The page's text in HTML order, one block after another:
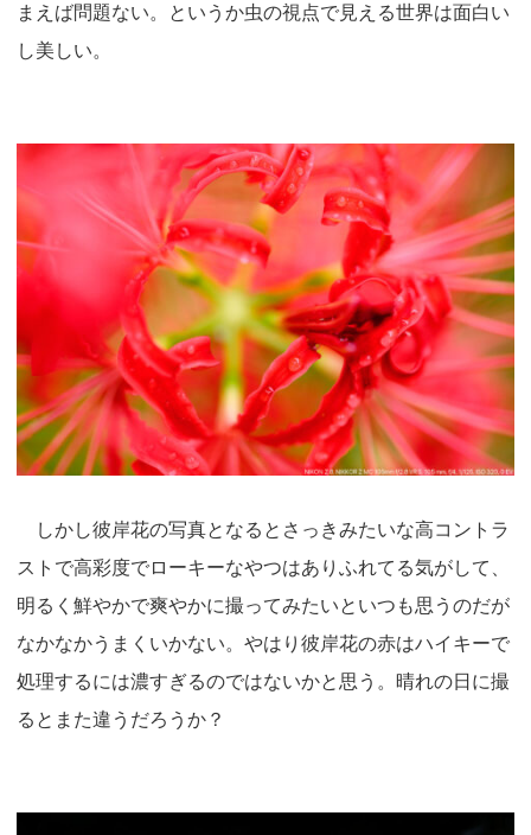
まえば問題ない。というか虫の視点で見える世界は面白い
し美しい。
しかし彼岸花の写真となるとさっきみたいな高コントラ
ストで高彩度でローキーなやつはありふれてる気がして、
明るく鮮やかで爽やかに撮ってみたいといつも思うのだが
なかなかうまくいかない。やはり彼岸花の赤はハイキーで
処理するには濃すぎるのではないかと思う。晴れの日に撮
るとまた違うだろうか？